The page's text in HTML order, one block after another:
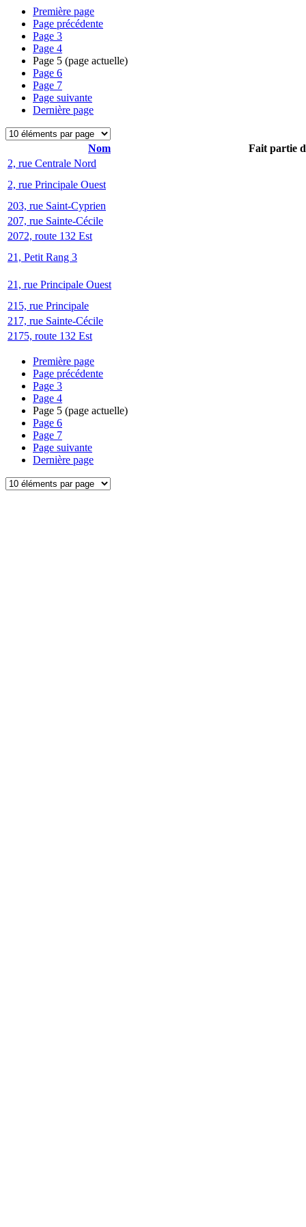
Première page
Page précédente
Page 3
Page 4
Page 5 (page actuelle)
Page 6
Page 7
Page suivante
Dernière page
Nom
Fait partie
2, rue Centrale Nord
2, rue Principale Ouest
203, rue Saint-Cyprien
207, rue Sainte-Cécile
2072, route 132 Est
21, Petit Rang 3
21, rue Principale Ouest
215, rue Principale
217, rue Sainte-Cécile
2175, route 132 Est
Première page
Page précédente
Page 3
Page 4
Page 5 (page actuelle)
Page 6
Page 7
Page suivante
Dernière page